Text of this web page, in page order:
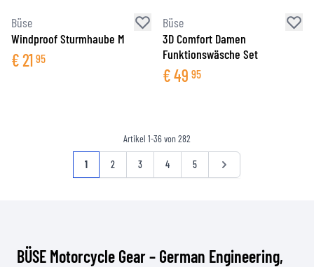
Büse
Windproof Sturmhaube M
€21 95
Büse
3D Comfort Damen
Funktionswäsche Set
€49 95
Artikel 1-36von282
Seite
Sie lesen gerade die Seite
1 Seite
2 Seite
3 Seite
4 Seite
5 Seite
BÜSE Motorcycle Gear – German Engineering,